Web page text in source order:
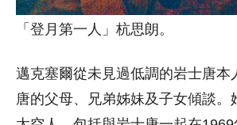
「登月第一人」杭思朗。
邁克塞爾從未見過低調的岩士唐本
唐的父母、兄弟姊妹及子女傾談。